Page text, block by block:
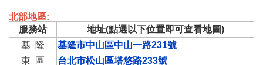
北部地區:
服務站
地址(點選以下位置即可查看地圖)
基 隆
基隆市中山區中山一路231號
東 區
台北市松山區塔悠路233號